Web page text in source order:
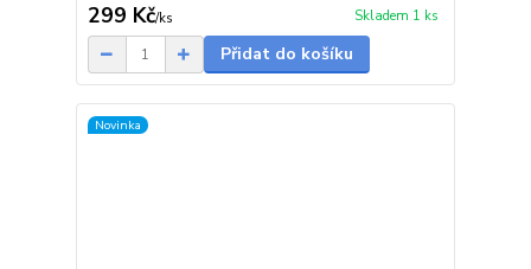
299 Kč/ks Skladem 1 ks
Přidat do košíku
Novinka